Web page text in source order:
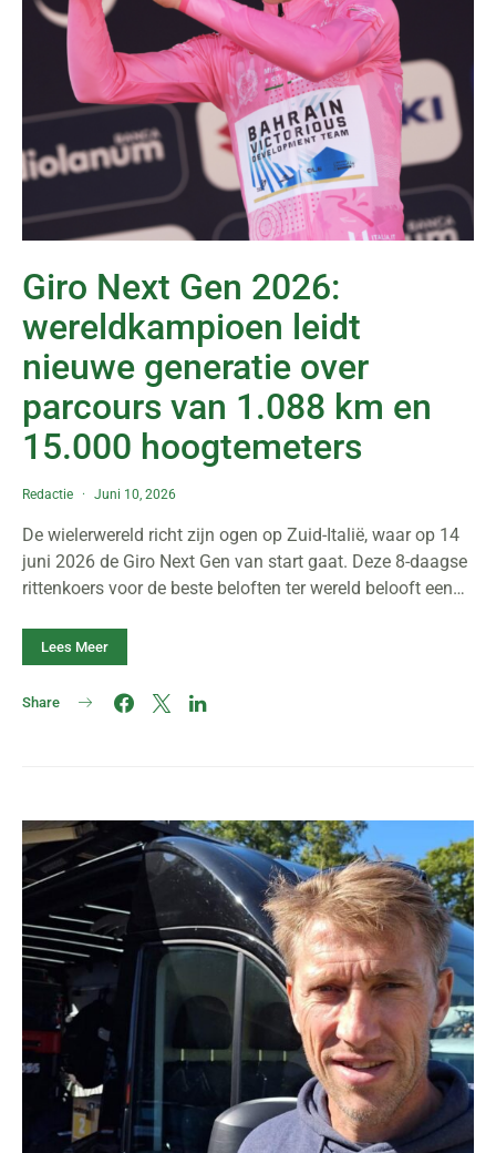
Giro Next Gen 2026:
wereldkampioen leidt
nieuwe generatie over
parcours van 1.088 km en
15.000 hoogtemeters
Redactie Juni 10, 2026
De wielerwereld richt zijn ogen op Zuid-Italië, waar op 14
juni 2026 de Giro Next Gen van start gaat. Deze 8-daagse
rittenkoers voor de beste beloften ter wereld belooft een…
Lees Meer
Share